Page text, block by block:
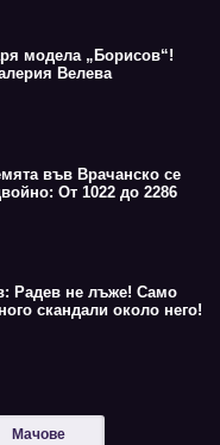
модела „Борисов“!
Велева
във Врачанско се
От 1022 до 2286
Радев не лъже! Само
скандали около него!
Мачове